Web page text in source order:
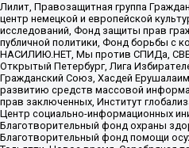
Лилит, Правозащитная группа
центр немецкой и европейской
исследований, Фонд защиты прав
публичной политики, Фонд борьбы с
НАСИЛИЮ.НЕТ, Мы против СПИДа,
Открытый Петербург, Лига
Гражданский Союз, Хасдей
развитию средств массовой
прав заключенных, Институт
Центр социально-информационных
Благотворительный фонд охраны
Благотворительный фонд помощи